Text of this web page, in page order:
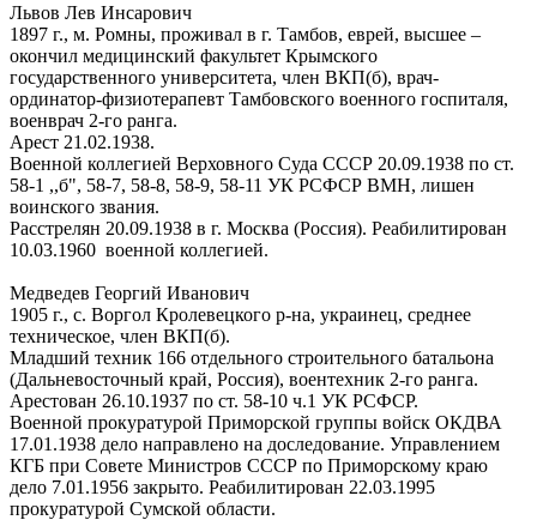
Львов Лев Инсарович
1897 г., м. Ромны, проживал в г. Тамбов, еврей, высшее –
окончил медицинский факультет Крымского
государственного университета, член ВКП(б), врач-
ординатор-физиотерапевт Тамбовского военного госпиталя,
военврач 2-го ранга.
Арест 21.02.1938.
Военной коллегией Верховного Суда СССР 20.09.1938 по ст.
58-1 ,,б", 58-7, 58-8, 58-9, 58-11 УК РСФСР ВМН, лишен
воинского звания.
Расстрелян 20.09.1938 в г. Москва (Россия). Реабилитирован
10.03.1960 военной коллегией.
Медведев Георгий Иванович
1905 г., с. Воргол Кролевецкого р-на, украинец, среднее
техническое, член ВКП(б).
Младший техник 166 отдельного строительного батальона
(Дальневосточный край, Россия), воентехник 2-го ранга.
Арестован 26.10.1937 по ст. 58-10 ч.1 УК РСФСР.
Военной прокуратурой Приморской группы войск ОКДВА
17.01.1938 дело направлено на доследование. Управлением
КГБ при Совете Министров СССР по Приморскому краю
дело 7.01.1956 закрыто. Реабилитирован 22.03.1995
прокуратурой Сумской области.